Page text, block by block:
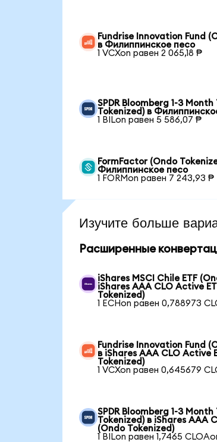
Fundrise Innovation Fund
в Филиппинское песо
1 VCXon равен 2 065,18 ₱
SPDR Bloomberg 1-3 Month
Tokenized) в
1 BILon равен 5 586,07 ₱
FormFactor (Ondo
Филиппинское песо
1 FORMon равен 7 243,93 ₱
Изучите больше
Расширенные
iShares MSCI Chile ETF
iShares AAA CLO Active
Tokenized)
1 ECHon равен 0,788973
Fundrise Innovation Fund
в iShares AAA CLO Active
Tokenized)
1 VCXon равен 0,645679
SPDR Bloomberg 1-3 Month
Tokenized) в iShares AAA
(Ondo Tokenized)
1 BILon равен 1,7465